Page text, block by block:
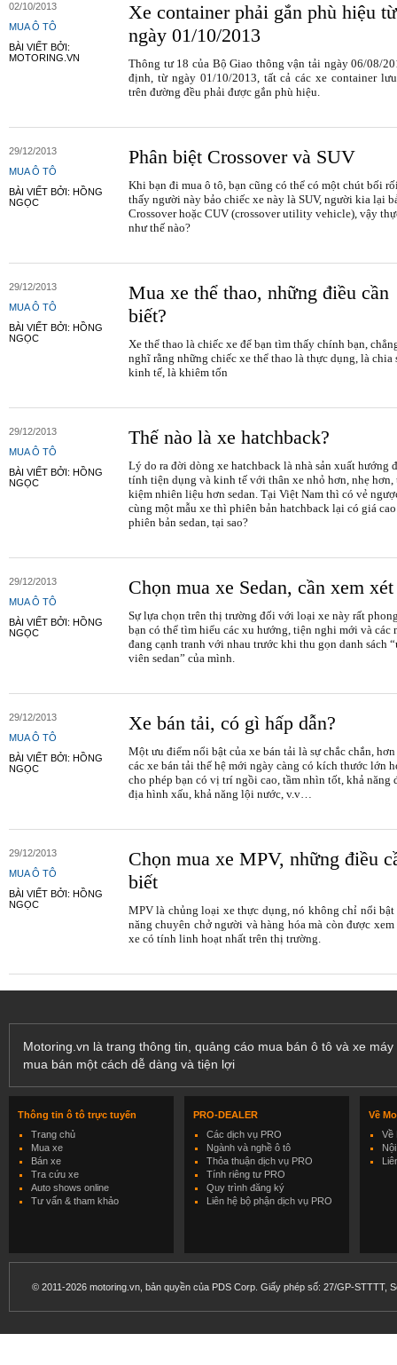
02/10/2013
MUA Ô TÔ
BÀI VIẾT BỞI:
MOTORING.VN
Xe container phải gắn phù hiệu từ
ngày 01/10/2013
Thông tư 18 của Bộ Giao thông vận tải ngày 06/08/
định, từ ngày 01/10/2013, tất cả các xe container
trên đường đều phải được gắn phù hiệu.
29/12/2013
MUA Ô TÔ
BÀI VIẾT BỞI: HỒNG
NGỌC
Phân biệt Crossover và SUV
Khi bạn đi mua ô tô, bạn cũng có thể có một chút bối
thấy người này bảo chiếc xe này là SUV, người kia lại
Crossover hoặc CUV (crossover utility vehicle), vậy
như thế nào?
29/12/2013
MUA Ô TÔ
BÀI VIẾT BỞI: HỒNG
NGỌC
Mua xe thể thao, những điều cần
biết?
Xe thể thao là chiếc xe để bạn tìm thấy chính bạn,
nghĩ rằng những chiếc xe thể thao là thực dụng, là chia
kinh tế, là khiêm tốn
29/12/2013
MUA Ô TÔ
BÀI VIẾT BỞI: HỒNG
NGỌC
Thế nào là xe hatchback?
Lý do ra đời dòng xe hatchback là nhà sản xuất hướng
tính tiện dụng và kinh tế với thân xe nhỏ hơn, nhẹ hơn,
kiệm nhiên liệu hơn sedan. Tại Việt Nam thì có vẻ
cùng một mẫu xe thì phiên bản hatchback lại có giá
phiên bản sedan, tại sao?
29/12/2013
MUA Ô TÔ
BÀI VIẾT BỞI: HỒNG
NGỌC
Chọn mua xe Sedan, cần xem
Sự lựa chọn trên thị trường đối với loại xe này rất
bạn có thể tìm hiểu các xu hướng, tiện nghi mới và các
đang cạnh tranh với nhau trước khi thu gọn danh sách
viên sedan” của mình.
29/12/2013
MUA Ô TÔ
BÀI VIẾT BỞI: HỒNG
NGỌC
Xe bán tải, có gì hấp dẫn?
Một ưu điểm nổi bật của xe bán tải là sự chắc chắn, hơn
các xe bán tải thế hệ mới ngày càng có kích thước lớn
cho phép bạn có vị trí ngồi cao, tầm nhìn tốt, khả năng
địa hình xấu, khả năng lội nước, v.v…
29/12/2013
MUA Ô TÔ
BÀI VIẾT BỞI: HỒNG
NGỌC
Chọn mua xe MPV, những điều
biết
MPV là chủng loại xe thực dụng, nó không chỉ nổi bật
năng chuyên chở người và hàng hóa mà còn được xem
xe có tính linh hoạt nhất trên thị trường.
Motoring.vn là trang thông tin, quảng cáo mua bán ô tô và xe
mua bán một cách dễ dàng và tiện lợi
Thông tin ô tô trực tuyến
Trang chủ
Mua xe
Bán xe
Tra cứu xe
Auto shows online
Tư vấn & tham khảo
PRO-DEALER
Các dịch vụ PRO
Ngành và nghề ô tô
Thỏa thuận dịch vụ PRO
Tính riêng tư PRO
Quy trình đăng ký
Liên hệ bộ phận dịch vụ PRO
Về
Về
© 2011-2026 motoring.vn, bản quyền của PDS Corp. Giấy phép số: 27/GP-STTTT,